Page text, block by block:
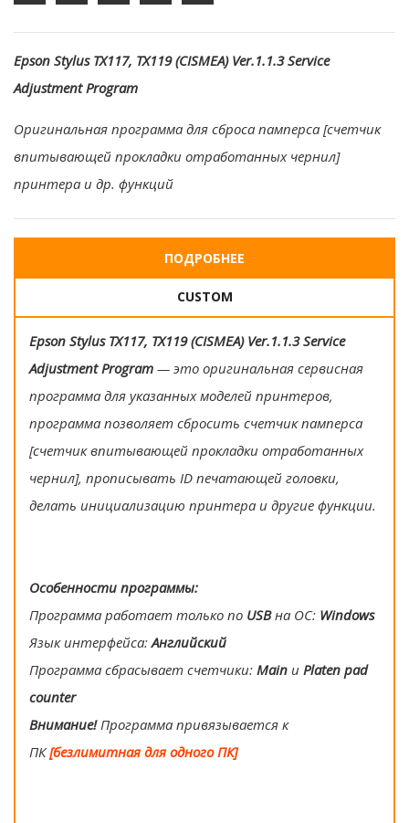
Epson Stylus TX117, TX119 (CISMEA) Ver.1.1.3 Service
Adjustment Program
Оригинальная программа для сброса памперса [счетчик
впитывающей прокладки отработанных чернил]
принтера и др. функций
ПОДРОБНЕЕ
CUSTOM
Epson Stylus TX117, TX119 (CISMEA) Ver.1.1.3 Service
Adjustment Program — это оригинальная сервисная
программа для указанных моделей принтеров,
программа позволяет сбросить счетчик памперса
[счетчик впитывающей прокладки отработанных
чернил], прописывать ID печатающей головки,
делать инициализацию принтера и другие функции.
Особенности программы:
Программа работает только по USBна ОС: Windows
Язык интерфейса:Английский
Программа сбрасывает счетчики: Main и Platen pad
counter
Внимание! Программа привязывается к
ПК[безлимитная для одного ПК]